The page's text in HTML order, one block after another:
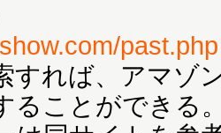
past.php
すれば、アマゾ
ることができる